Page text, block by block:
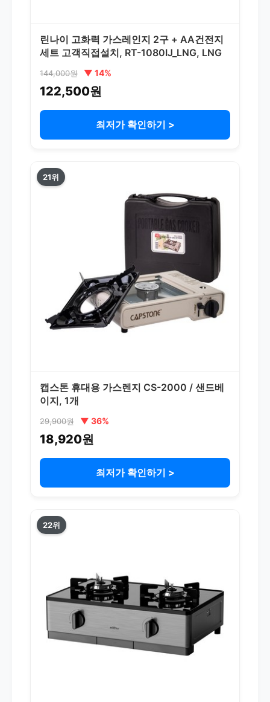
린나이 고화력 가스레인지 2구 + AA건전지
세트 고객직접설치, RT-1080IJ_LNG, LNG
144,000원 ▼ 14%
122,500원
최저가 확인하기 >
21위
캡스톤 휴대용 가스렌지 CS-2000 / 샌드베
이지, 1개
29,900원 ▼ 36%
18,920원
최저가 확인하기 >
22위